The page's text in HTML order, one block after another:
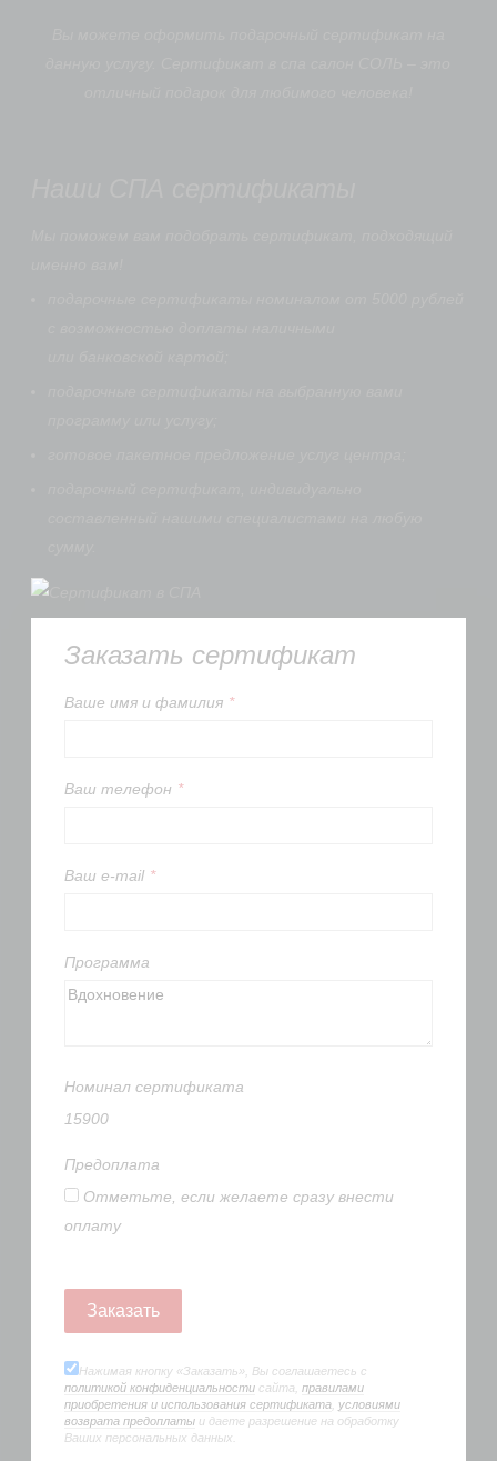
Заказать сертификат
Вашe имя и фамилия *
Ваш телефон *
Ваш e-mail *
Программа
Номинал сертификата
15900
Предоплата
Отметьте, если желаете сразу внести
оплату
Нажимая кнопку «Заказать», Вы соглашаетесь с
политикой конфиденциальности сайта,правилами
приобретения и использования сертификата условиями
возврата предоплаты и даете разрешение на обработку
Ваших персональных данных.